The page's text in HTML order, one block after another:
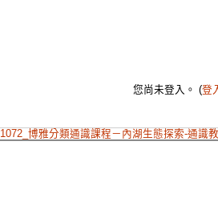
您尚未登入。 (登
1072_博雅分類通識課程－內湖生態探索-通識